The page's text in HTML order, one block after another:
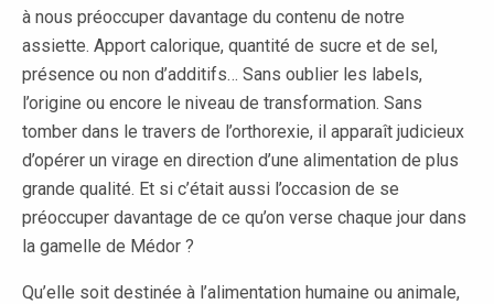
à nous préoccuper davantage du contenu de notre
assiette. Apport calorique, quantité de sucre et de sel,
présence ou non d’additifs… Sans oublier les labels,
l’origine ou encore le niveau de transformation. Sans
tomber dans le travers de l’orthorexie, il apparaît judicieux
d’opérer un virage en direction d’une alimentation de plus
grande qualité. Et si c’était aussi l’occasion de se
préoccuper davantage de ce qu’on verse chaque jour dans
la gamelle de Médor ?
Qu’elle soit destinée à l’alimentation humaine ou animale,